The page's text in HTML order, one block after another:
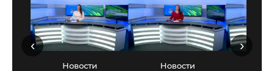
Новости
Новости
‹ ›